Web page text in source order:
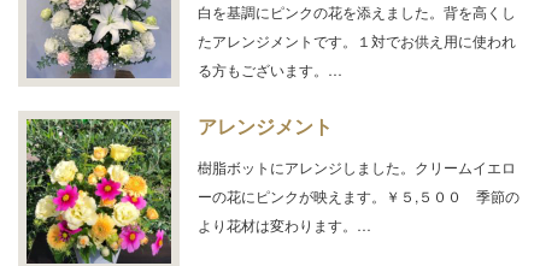
白を基調にピンクの花を添えました。背を高くし
たアレンジメントです。１対でお供え用に使われ
る方もございます。…
アレンジメント
樹脂ボットにアレンジしました。クリームイエロ
ーの花にピンクが映えます。￥５,５００ 季節の
より花材は変わります。…